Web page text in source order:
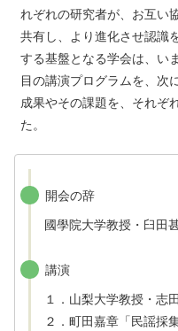
れぞれの研究者が、お互い
共有し、より進化させ認識
する基盤となる学会は、い
目の講演プログラムを、次
成果やその課題を、それぞ
た。
開会の辞
國學院大学教授・臼田
講演
１．山梨大学教授・志
２．町田嘉章「民謡採